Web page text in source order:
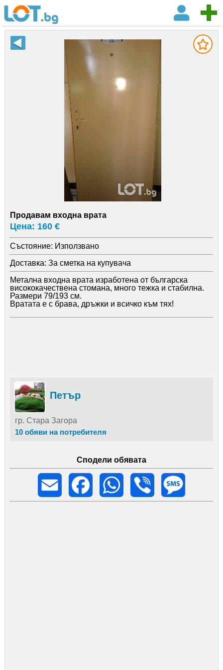
Продавам входна врата
Цена: 160 €
Състояние: Използвано
Доставка: За сметка на купувача
Метална входна врата изработена от българска
висококачествена стомана, много тежка и стабилна.
Размери 79/193 см.
Вратата е с брава, дръжки и всичко към тях!
Петър
гр. Стара Загора
10 обяви на потребителя
Сподели обявата
Email
Facebook WhatsApp Viber